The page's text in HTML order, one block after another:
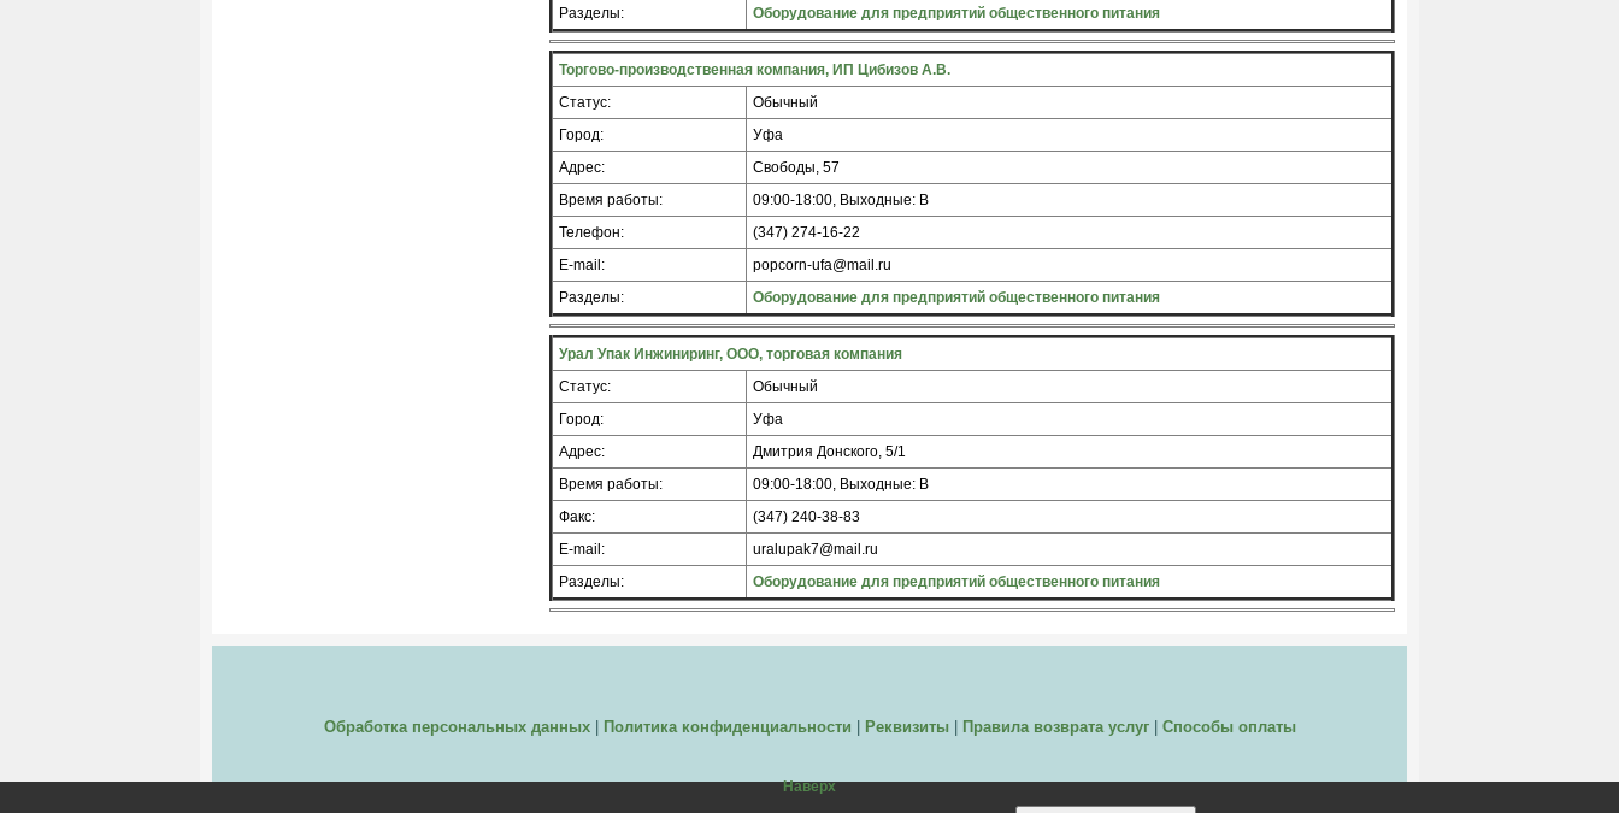
Разделы:
Оборудование для предприятий общественного питания
Торгово-производственная компания, ИП Цибизов А.В.
Статус:
Обычный
Город:
Уфа
Адрес:
Свободы, 57
Время работы:
09:00-18:00, Выходные: В
Телефон:
(347) 274-16-22
E-mail:
popcorn-ufa@mail.ru
Разделы:
Оборудование для предприятий общественного питания
Урал Упак Инжиниринг, ООО, торговая компания
Статус:
Обычный
Город:
Уфа
Адрес:
Дмитрия Донского, 5/1
Время работы:
09:00-18:00, Выходные: В
Факс:
(347) 240-38-83
E-mail:
uralupak7@mail.ru
Разделы:
Оборудование для предприятий общественного питания
Обработка персональных данных| Политика конфиденциальности Реквизиты| Правила возврата услуг| Способы оплаты
Наверх